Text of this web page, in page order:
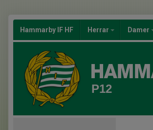
Hammarby IF HF Herrar Damer
P12